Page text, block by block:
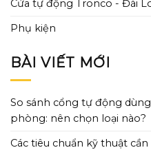
Cửa tự động Tronco - Đài
Phụ kiện
BÀI VIẾT MỚI
So sánh cổng tự động
phòng: nên chọn loại nào?
Các tiêu chuẩn kỹ thuật